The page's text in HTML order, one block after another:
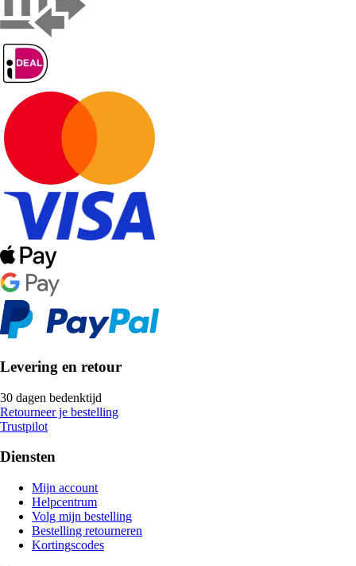
Levering en retour
30 dagen bedenktijd
Retourneer je bestelling
Trustpilot
Diensten
Mijn account
Helpcentrum
Volg mijn bestelling
Bestelling retourneren
Kortingscodes